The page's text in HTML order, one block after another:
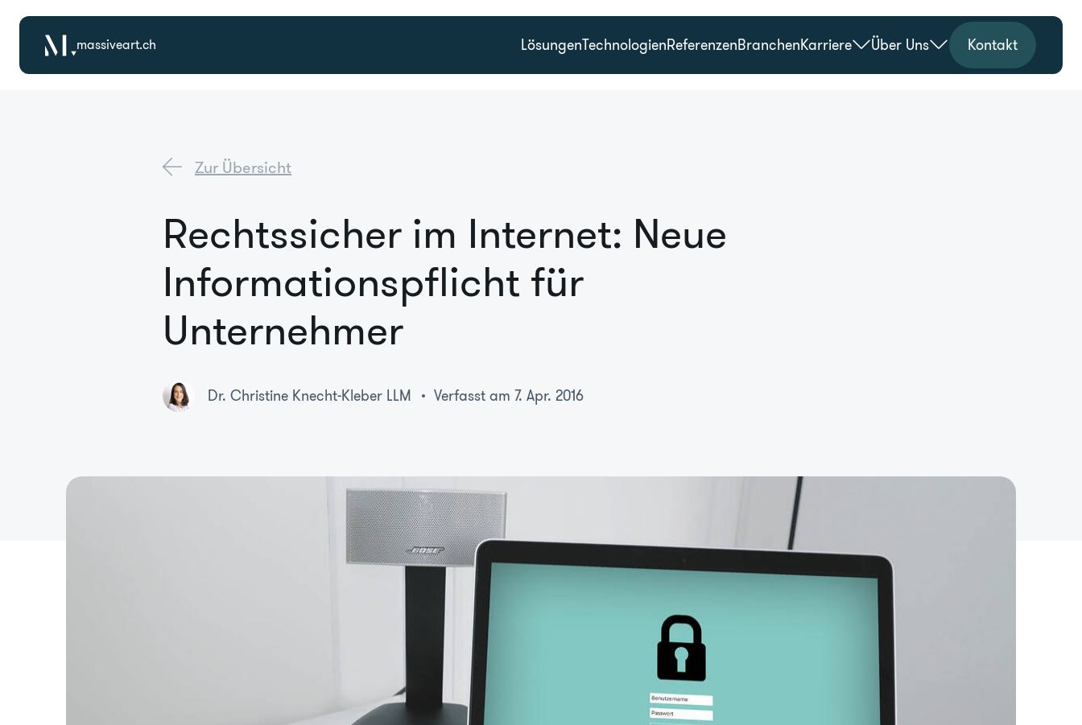
massiveart.ch LösungenTechnologienReferenzenBranchenKarriere Über Uns Kontakt
Zur Übersicht
Rechtssicher im Internet: Neue
Informationspflicht für
Unternehmer
Dr. Christine Knecht-Kleber LLM Verfasst am 7. Apr. 2016